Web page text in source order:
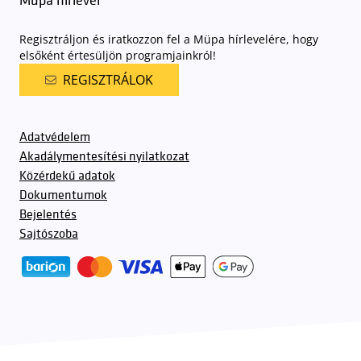
Regisztráljon és iratkozzon fel a Müpa hírlevelére, hogy
elsőként értesüljön programjainkról!
REGISZTRÁLOK
Adatvédelem
Akadálymentesítési nyilatkozat
Közérdekű adatok
Dokumentumok
Bejelentés
Sajtószoba